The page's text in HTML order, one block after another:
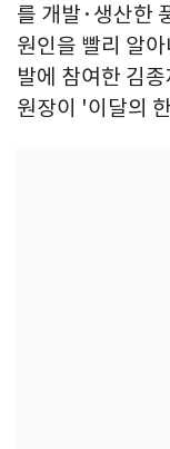
를 개발·생산한
원인을 빨리 알
발에 참여한 김
원장이 '이달의